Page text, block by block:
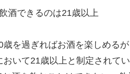
酒できるのは21歳以上
を過ぎればお酒を楽しめる
おいて21歳以上と制定されて